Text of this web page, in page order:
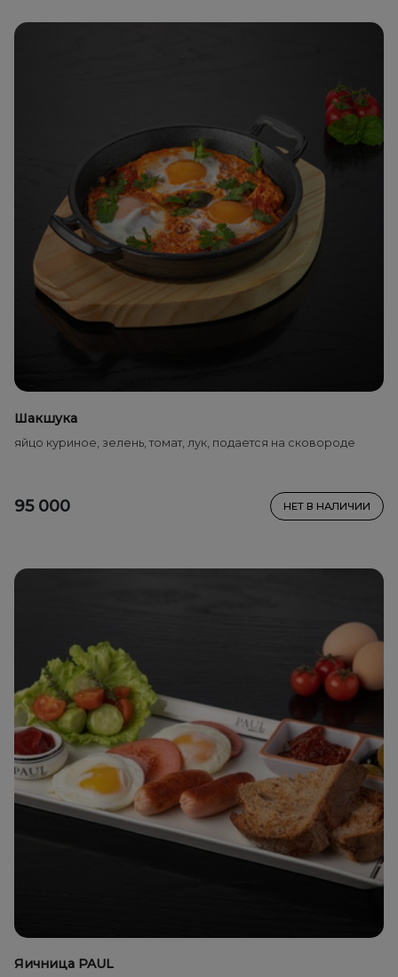
Шакшука
яйцо куриное, зелень, томат, лук, подается на сковороде
95 000 НЕТ В НАЛИЧИИ
Яичница PAUL